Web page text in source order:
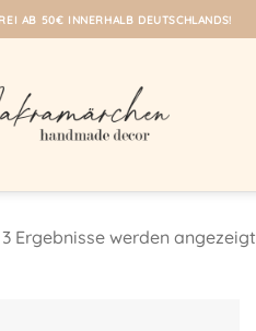
AB 50€ INNERHALB DEUTSCHLANDS!
Ergebnisse werden angezeigt